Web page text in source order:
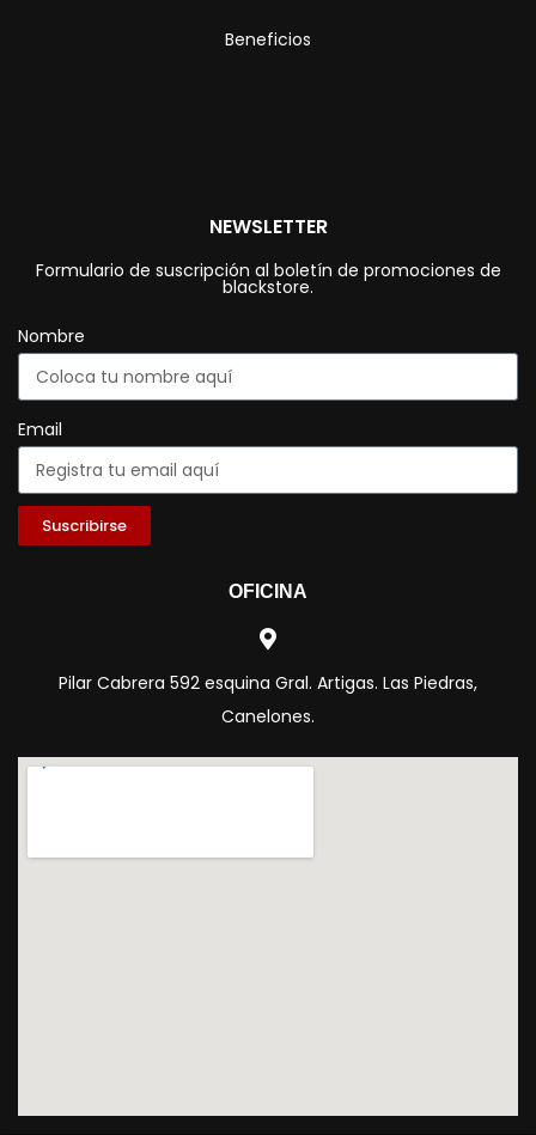
Beneficios
NEWSLETTER
Formulario de suscripción al boletín de promociones de
blackstore.
Nombre
Email
Suscribirse
OFICINA
Pilar Cabrera 592 esquina Gral. Artigas. Las Piedras,
Canelones.